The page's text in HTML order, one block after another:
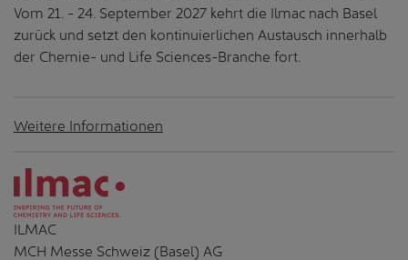
Vom 21. - 24. September 2027 kehrt die Ilmac nach Basel
zurück und setzt den kontinuierlichen Austausch innerhalb
der Chemie- und Life Sciences-Branche fort.
Weitere Informationen
ILMAC
MCH Messe Schweiz (Basel) AG